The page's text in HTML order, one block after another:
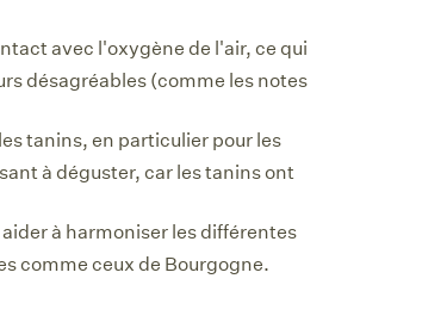
avec l'oxygène de l'air, ce qui
désagréables (comme les notes
tanins, en particulier pour les
à déguster, car les tanins ont
à harmoniser les différentes
comme ceux de Bourgogne.